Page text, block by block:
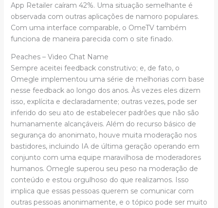
App Retailer caíram 42%. Uma situação semelhante é
observada com outras aplicações de namoro populares.
Com uma interface comparable, o OmeTV também
funciona de maneira parecida com o site finado.
Peaches – Video Chat Name
Sempre aceitei feedback construtivo; e, de fato, o
Omegle implementou uma série de melhorias com base
nesse feedback ao longo dos anos. Às vezes eles dizem
isso, explícita e declaradamente; outras vezes, pode ser
inferido do seu ato de estabelecer padrões que não são
humanamente alcançáveis. Além do recurso básico de
segurança do anonimato, houve muita moderação nos
bastidores, incluindo IA de última geração operando em
conjunto com uma equipe maravilhosa de moderadores
humanos. Omegle superou seu peso na moderação de
conteúdo e estou orgulhoso do que realizamos. Isso
implica que essas pessoas querem se comunicar com
outras pessoas anonimamente, e o tópico pode ser muito